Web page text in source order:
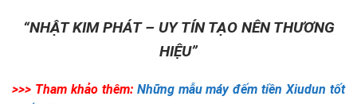
“NHẬT KIM PHÁT – UY TÍN TẠO NÊN THƯƠNG
HIỆU”
>>> Tham khảo thêm: Những mẫu máy đếm tiền Xiudun tốt